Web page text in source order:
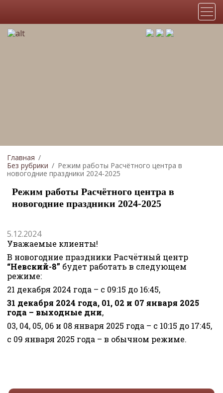
Главная
Без рубрики
Режим работы Расчётного центра в
новогодние праздники 2024-2025
Режим работы Расчётного центра в
новогодние праздники 2024-2025
5.12.2024
Уважаемые клиенты!
В новогодние праздники Расчётный центр
“Невский-8” будет работать в следующем
режиме:
21 декабря 2024 года – с 09:15 до 16:45,
31 декабря 2024 года, 01, 02 и 07 января 2025
года – выходные дни,
03, 04, 05, 06 и 08 января 2025 года – с 10:15 до 17:45,
с 09 января 2025 года – в обычном режиме.